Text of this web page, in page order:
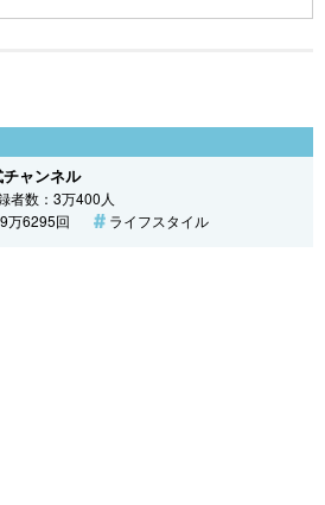
ャンネル
者数：3万400人
万6295回
ライフスタイル